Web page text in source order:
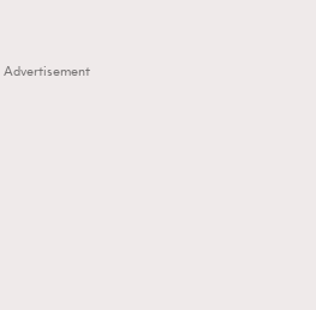
Advertisement